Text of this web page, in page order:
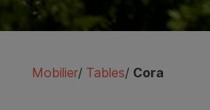
Mobilier/ Tables/ Cora